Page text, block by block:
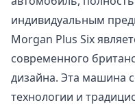
индивидуальным
Morgan Plus Six
современного
дизайна. Эта машина
технологии и